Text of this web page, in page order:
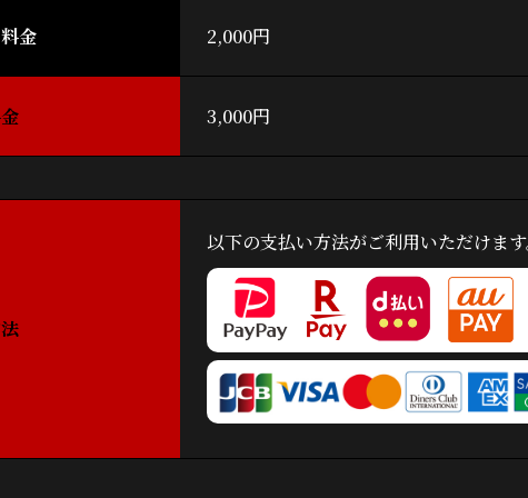
金 2,000円
3,000円
以下の支払い方法がご利用いただけま